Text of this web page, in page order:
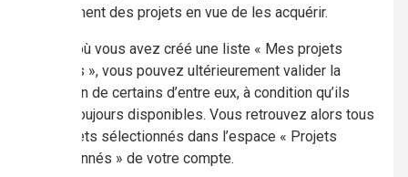
directement des projets en vue de les acquérir.
Au cas où vous avez créé une liste « Mes projets
préférés », vous pouvez ultérieurement valider la
sélection de certains d’entre eux, à condition qu’ils
soient toujours disponibles. Vous retrouvez alors tous
les projets sélectionnés dans l’espace « Projets
sélectionnés » de votre compte.